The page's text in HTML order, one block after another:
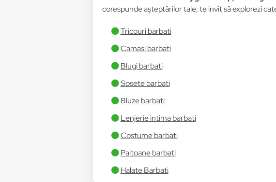
corespunde așteptărilor tale, te invit să explorezi
Tricouri barbati
Camasi barbati
Blugi barbati
Sosete barbati
Bluze barbati
Lenjerie intima barbati
Costume barbati
Paltoane barbati
Halate Barbati